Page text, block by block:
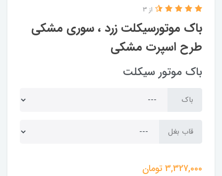
باک موتورسیکلت زرد ، سوری مشکی
طرح اسپرت مشکی
از 3
باک موتور سیکلت
باک
قاب بغل
3,327,000تومان